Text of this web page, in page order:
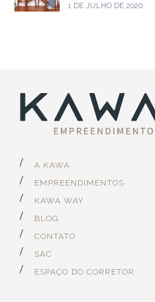
1 DE JULHO DE 2020
A KAWA
EMPREENDIMENTOS
KAWA WAY
BLOG
CONTATO
SAC
ESPAÇO DO CORRETOR